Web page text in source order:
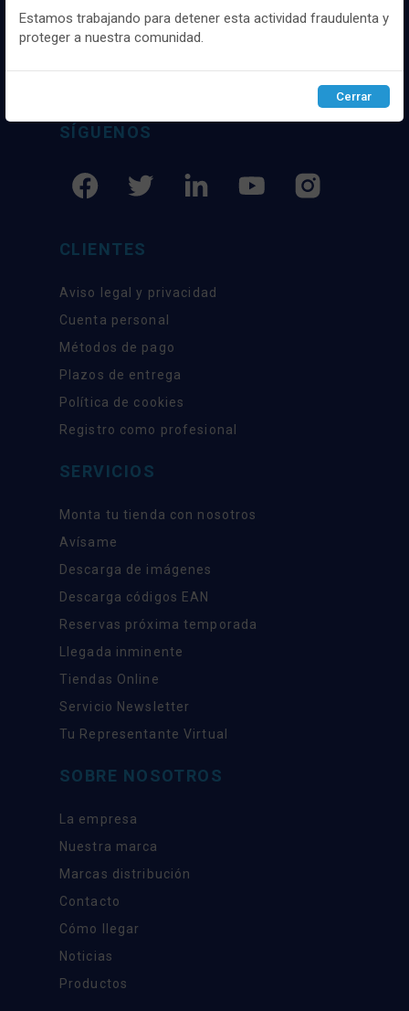
marcaas de ropa y complementos del
mercado, marcas tanto nacionales como
experiencia como proveedor de los mejores
SÍGUENOS
CLIENTES
Aviso legal y privacidad
Cuenta personal
Métodos de pago
Plazos de entrega
Política de cookies
Registro como profesional
SERVICIOS
Monta tu tienda con nosotros
Avísame
Descarga de imágenes
Descarga códigos EAN
Reservas próxima temporada
Llegada inminente
Tiendas Online
Servicio Newsletter
Tu Representante Virtual
SOBRE NOSOTROS
La empresa
Nuestra marca
Marcas distribución
Contacto
Cómo llegar
Noticias
Productos
cookies .
Configurar Rechazar ACEPTAR
Estamos trabajando para detener esta actividad fraudulenta y
proteger a nuestra comunidad.
Cerrar